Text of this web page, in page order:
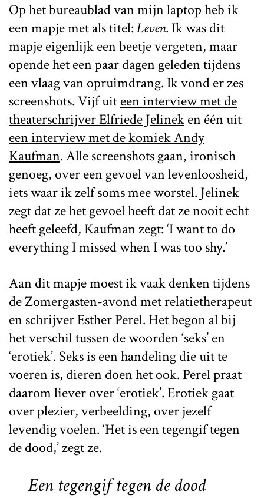
Op het bureaublad van mijn laptop heb ik
een mapje met als titel:Leven. Ik was dit
mapje eigenlijk een beetje vergeten, maar
opende het een paar dagen geleden tijdens
een vlaag van opruimdrang. Ik vond er zes
screenshots. Vijf uiteen interview met de
theaterschrijver Elfriede Jelineken één uit
een interview met de komiek Andy
Kaufman. Alle screenshots gaan, ironisch
genoeg, over een gevoel van levenloosheid,
iets waar ik zelf soms mee worstel. Jelinek
zegt dat ze het gevoel heeft dat ze nooit echt
heeft geleefd, Kaufman zegt: ‘I want to do
everything I missed when I was too shy.’
Aan dit mapje moest ik vaak denken tijdens
de Zomergasten-avond met relatietherapeut
en schrijver Esther Perel. Het begon al bij
het verschil tussen de woorden ‘seks’ en
‘erotiek’. Seks is een handeling die uit te
voeren is, dieren doen het ook. Perel praat
daarom liever over ‘erotiek’. Erotiek gaat
over plezier, verbeelding, over jezelf
levendig voelen. ‘Het is een tegengif tegen
de dood,’ zegt ze.
Een tegengif tegen de dood